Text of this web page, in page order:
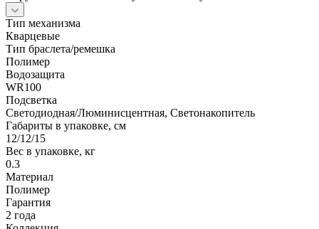
Тип механизма
Кварцевые
Тип браслета/ремешка
Полимер
Водозащита
WR100
Подсветка
Светодиодная/Люминисцентная, Светонакопитель
Габариты в упаковке, см
12/12/15
Вес в упаковке, кг
0.3
Материал
Полимер
Гарантия
2 года